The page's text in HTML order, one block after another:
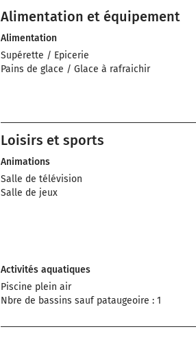
Alimentation et équipement
Alimentation
Supérette / Epicerie
Pains de glace / Glace à rafraichir
Loisirs et sports
Animations
Salle de télévision
Salle de jeux
Activités aquatiques
Piscine plein air
Nbre de bassins sauf pataugeoire : 1